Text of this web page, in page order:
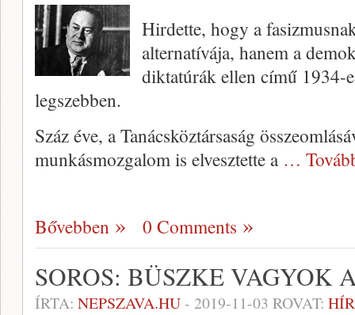
Hirdette, hogy a
alternatívája, hanem a
diktatúrák ellen című 1934-
legszebben.
Száz éve, a Tanácsköztársaság
munkásmozgalom is elvesztette a …
Bővebben 0 Comments
SOROS: BÜSZKE VAGYOK
ÍRTA: NEPSZAVA.HU- 2019-11-03 ROVAT: